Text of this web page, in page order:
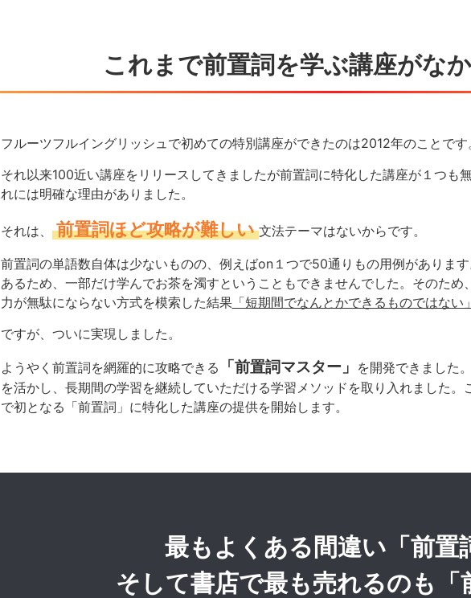
これまで前置詞を学ぶ講座がな
フルーツフルイングリッシュで初めての特別講座ができたのは2012年のことです
それ以来100近い講座をリリースしてきましたが前置詞に特化した講座が１つも
れには明確な理由がありました。
それは、 前置詞ほど攻略が難しい 文法テーマはないからです。
前置詞の単語数自体は少ないものの、例えばon１つで50通りもの用例がありま
あるため、一部だけ学んでお茶を濁すということもできませんでした。 そのため
力が無駄にならない方式を模索した結果「短期間でなんとかできるものではない」
ですが、ついに実現しました。
ようやく前置詞を網羅的に攻略できる 「前置詞マスター」 を開発できました。
を活かし、長期間の学習を継続していただける学習メソッドを取り入れました。
で初となる「前置詞」に特化した講座の提供を開始します。
最もよくある間違い「前置
そして書店で最も売れるのも「